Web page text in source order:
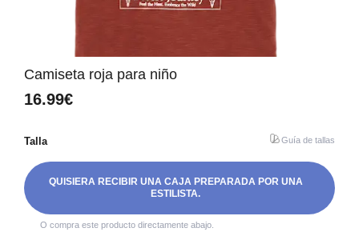
Camiseta roja para niño
16.99€
Talla Guía de tallas
QUISIERA RECIBIR UNA CAJA PREPARADA POR UNA
ESTILISTA.
O compra este producto directamente abajo.